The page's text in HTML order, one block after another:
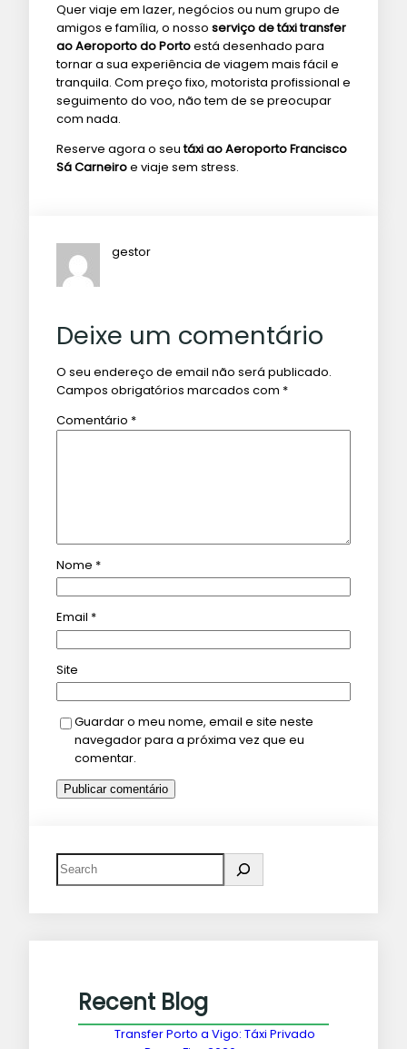
Quer viaje em lazer, negócios ou num grupo de
amigos e família, o nosso serviço de táxi transfer
ao Aeroporto do Portoestá desenhado para
tornar a sua experiência de viagem mais fácil e
tranquila. Com preço fixo, motorista profissional e
seguimento do voo, não tem de se preocupar
com nada.
Reserve agora o seutáxi ao Aeroporto Francisco
Sá Carneiroe viaje sem stress.
gestor
Deixe um comentário
O seu endereço de email não será publicado.
Campos obrigatórios marcados com *
Comentário *
Nome *
Email *
Site
Guardar o meu nome, email e site neste
navegador para a próxima vez que eu
comentar.
Recent Blog
Transfer Porto a Vigo: Táxi Privado